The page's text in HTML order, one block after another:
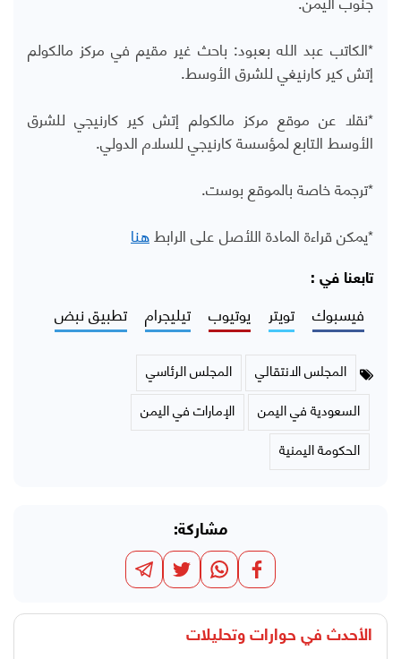
*الكاتب عبد الله بعبود: باحث غير مقيم في مركز مالكولم
إتش كير كارنيغي للشرق الأوسط.
*نقلا عن موقع مركز مالكولم إتش كير كارنيجي للشرق
الأوسطالتابع لمؤسسة كارنيجي للسلام الدولي.
*ترجمة خاصة بالموقع بوست.
*يمكن قراءة المادة اللأصل على الرابطهنا
تابعنا في :
فيسبوك تويتر يوتيوب تيليجرام تطبيق نبض
المجلس الانتقالي
المجلس الرئاسي
السعودية في اليمن
الإمارات في اليمن
الحكومة اليمنية
مشاركة:
الأحدث في حوارات وتحليلات